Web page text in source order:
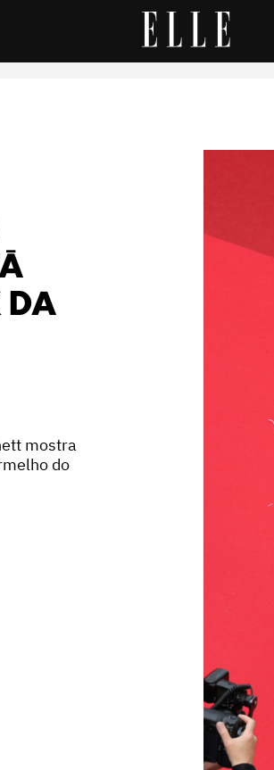
trás do look da atriz no tapete vermelho
DA
mostra
do